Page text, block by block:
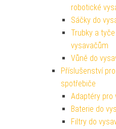
robotické
Sáčky do
Trubky a
vysavačům
Vůně do
Příslušenství
spotřebiče
Adaptéry pro
Baterie do
Filtry do